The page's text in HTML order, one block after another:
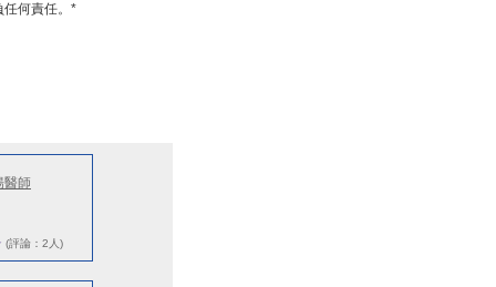
任何責任。*
醫師
(評論：2人)